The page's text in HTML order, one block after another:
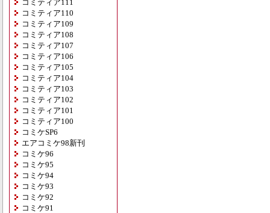
コミティア111
コミティア110
コミティア109
コミティア108
コミティア107
コミティア106
コミティア105
コミティア104
コミティア103
コミティア102
コミティア101
コミティア100
コミケSP6
エアコミケ98新刊
コミケ96
コミケ95
コミケ94
コミケ93
コミケ92
コミケ91